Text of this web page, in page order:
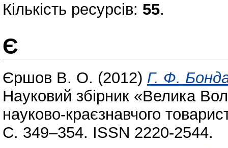
Кількість ресурсів: 55.
Є
Єршов В. О. (2012) Г. Ф.
Науковий збірник «Велика
науково-краєзнавчого
С. 349–354. ISSN 2220-2544.